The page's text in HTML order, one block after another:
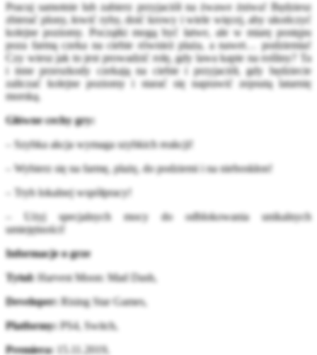
Pracuj samotnie lub zabierz przyjaciół na żwawe żniwa! Będziesz
zbierać plony, łowić ryby, doić krowy i wiele więcej, aby ukończyć
kolejne poziomy. Początki mogą być łatwe, ale w miarę postępu
poza farmą czeka na ciebie również plaża, a nawet… podziemia!
Czy wiesz jak to jest prowadzić rolę, gdy lawa kapie na rośliny? Ta
i inne przeszkody czekają na ciebie i przyjaciół, gdy będziecie
zaliczać kolejne poziomy i starać się naprawić zepsutą latarnię
morską.
Główne cechy gry:
– Szybka akcja wymaga szybkich reakcji!
– Wybierz się na farmę, plażę, do podziemi i na nieboskłon!
– Tryb lokalnej współpracy!
– Użyj specjalnych mocy do odblokowania unikalnych
umiejętności!
Informacje o grze
Tytuł: Harvest Moon: Mad Dash,
Developer: Rising Star Games,
Platformy: PS4, Switch,
Premiera: 15.11.2019,